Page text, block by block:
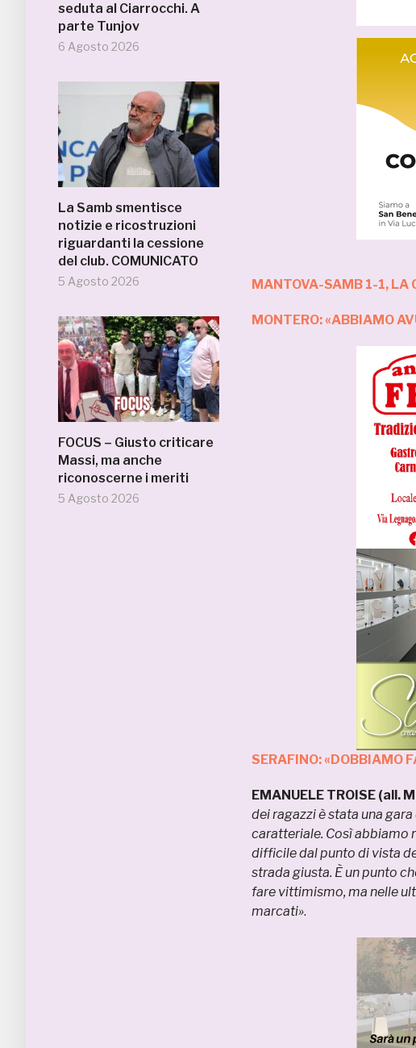
seduta al Ciarrocchi. A
parte Tunjov
6 Agosto 2026
La Samb smentisce
notizie e ricostruzioni
riguardanti la cessione
del club. COMUNICATO
5 Agosto 2026
FOCUS – Giusto criticare
Massi, ma anche
riconoscerne i meriti
5 Agosto 2026
MANTOVA-SAMB 1-1, LA
MONTERO: «ABBIAMO
SERAFINO: «DOBBIAMO
EMANUELE TROISE (all.
dei ragazzi è stata una
caratteriale. Così abbiamo
difficile dal punto di vista
strada giusta. È un punto
fare vittimismo, ma nelle
marcati».